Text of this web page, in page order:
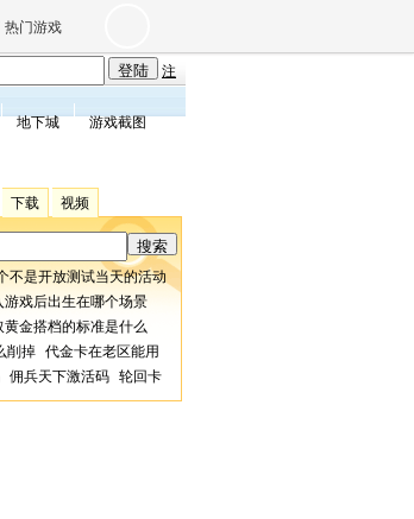
热门游戏
新天龙八部
仙剑世界
注
地下城
游戏截图
下载 视频
不是开放测试当天的活动
游戏后出生在哪个场景
黄金搭档的标准是什么
削掉 代金卡在老区能用
佣兵天下激活码 轮回卡